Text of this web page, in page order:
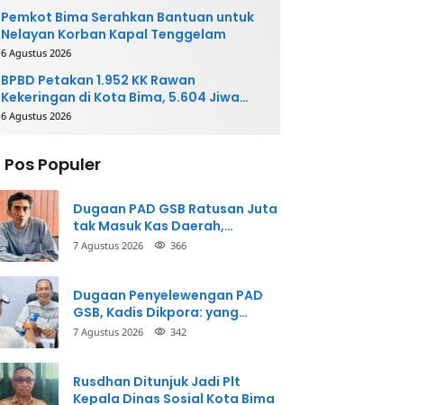
Pemkot Bima Serahkan Bantuan untuk
Nelayan Korban Kapal Tenggelam
6 Agustus 2026
BPBD Petakan 1.952 KK Rawan
Kekeringan di Kota Bima, 5.604 Jiwa
Berpotensi Terdampak
6 Agustus 2026
Pos Populer
Dugaan PAD GSB Ratusan Juta
tak Masuk Kas Daerah,
Inspektorat Panggil Pihak
7 Agustus 2026 366
Dugaan Penyelewengan PAD
GSB, Kadis Dikpora: yang
Bersangkutan Akui
7 Agustus 2026 342
Rusdhan Ditunjuk Jadi Plt
Kepala Dinas Sosial Kota Bima